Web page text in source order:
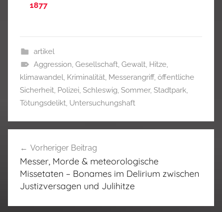
1877
artikel
Aggression, Gesellschaft, Gewalt, Hitze,
klimawandel, Kriminalität, Messerangriff, öffentliche
Sicherheit, Polizei, Schleswig, Sommer, Stadtpark,
Tötungsdelikt, Untersuchungshaft
Vorheriger Beitrag
Messer, Morde & meteorologische
Missetaten – Bonames im Delirium zwischen
Justizversagen und Julihitze